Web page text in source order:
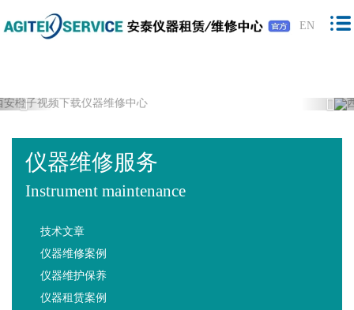
橙子视频下载,橙子视频软件,免费橙子视
频,橙子视频最新版下载
EN
Previous
仪器维修服务
Instrument maintenance
技术文章
仪器维修案例
仪器维护保养
仪器租赁案例